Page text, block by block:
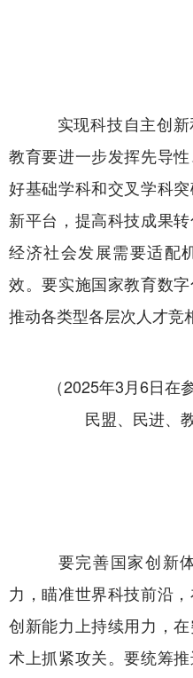
实现科技自主创新
教育要进一步发挥先导
好基础学科和交叉学科
新平台，提高科技成果
经济社会发展需要适配
效。要实施国家教育数
推动各类型各层次人才竞
（2025年3月6日在
民盟、民进、
要完善国家创新
力，瞄准世界科技前沿
创新能力上持续用力，
术上抓紧攻关。要统筹